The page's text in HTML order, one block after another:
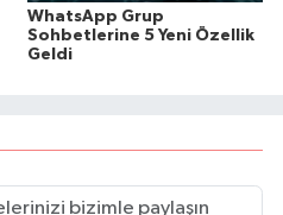
WhatsApp Grup
Sohbetlerine 5 Yeni Özellik
Geldi